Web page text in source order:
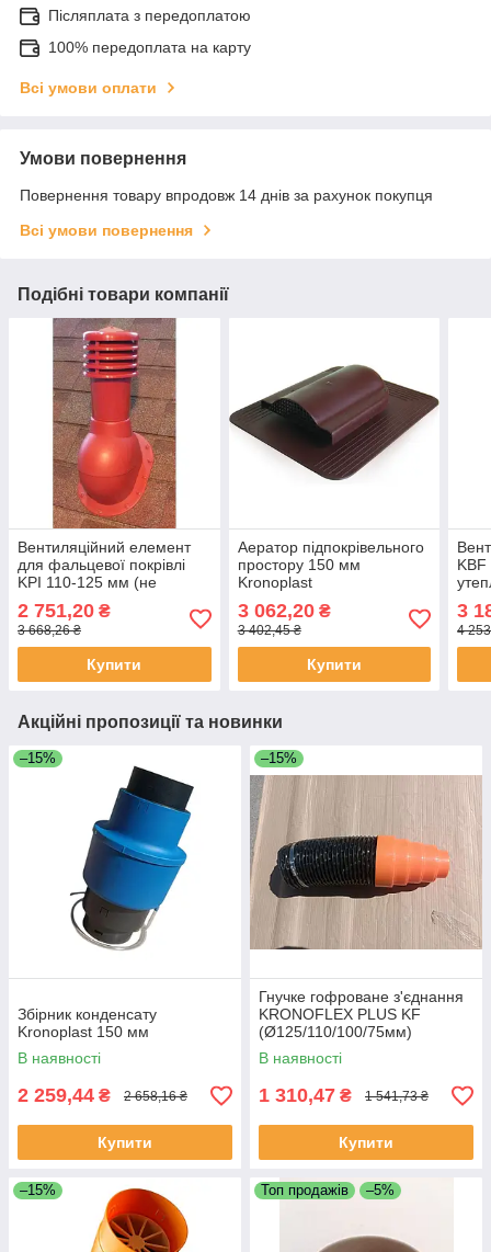
Післяплата з передоплатою
100% передоплата на карту
Всі умови оплати
Умови повернення
Повернення товару впродовж 14 днів за рахунок покупця
Всі умови повернення
Подібні товари компанії
Вентиляційний елемент
для фальцевої покрівлі
KPI 110-125 мм (не
утеплений) KRONOPLAST
2 751,20 ₴
3 668,26 ₴
Купити
Аератор підпокрівельного
простору 150 мм
Kronoplast
3 062,20₴
3 402,45 ₴
Купити
3
4
Акційні пропозиції та новинки
–15%
Збірник конденсату
Kronoplast 150 мм
В наявності
2 259,44 ₴ 2 658,16 ₴
Купити
–15%
Гнучке гофроване з'єднання
KRONOFLEX PLUS KF
(Ø125/110/100/75мм)
L500mm
В наявності
1 310,47 ₴ 1 541,73 ₴
Купити
–15% Топ продажів –5%